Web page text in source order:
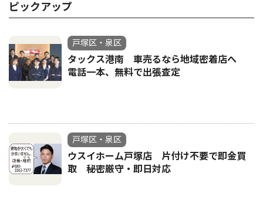
ピックアップ
戸塚区・泉区
タックス港南 車売るなら地域密着店へ
電話一本、無料で出張査定
戸塚区・泉区
ウスイホーム戸塚店 片付け不要で即金買
取 秘密厳守・即日対応